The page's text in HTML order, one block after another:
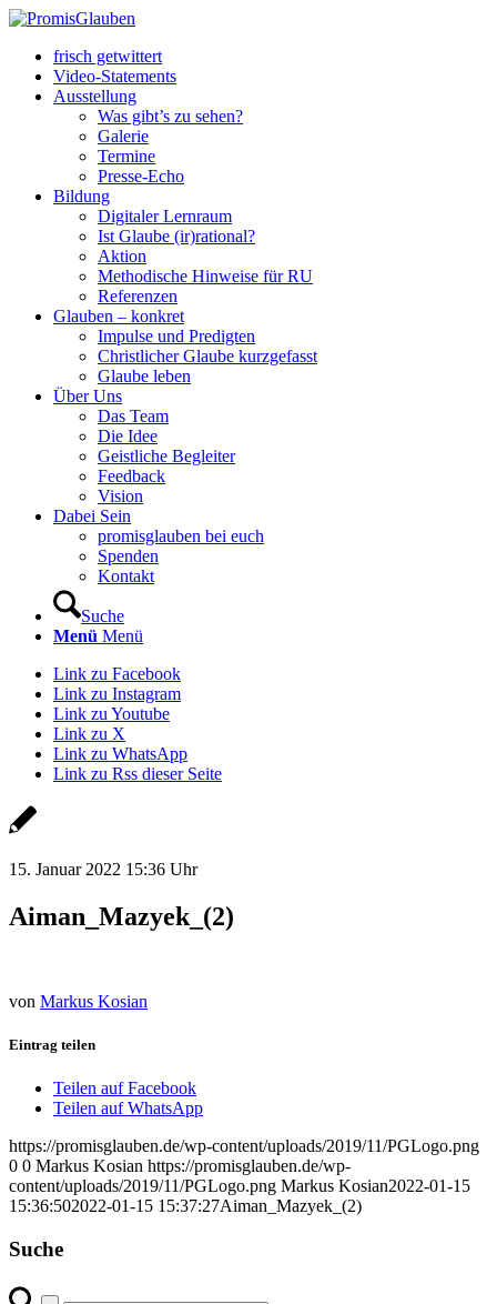
frisch getwittert
Video-Statements
Ausstellung
Was gibt’s zu sehen?
Galerie
Termine
Presse-Echo
Bildung
Digitaler Lernraum
Ist Glaube (ir)rational?
Aktion
Methodische Hinweise für RU
Referenzen
Glauben – konkret
Impulse und Predigten
Christlicher Glaube kurzgefasst
Glaube leben
Über Uns
Das Team
Die Idee
Geistliche Begleiter
Feedback
Vision
Dabei Sein
promisglauben bei euch
Spenden
Kontakt
Suche
Menü Menü
Link zu Facebook
Link zu Instagram
Link zu Youtube
Link zu X
Link zu WhatsApp
Link zu Rss dieser Seite
15. Januar 2022 15:36 Uhr
Aiman_Mazyek_(2)
von Markus Kosian
Eintrag teilen
Teilen auf Facebook
Teilen auf WhatsApp
https://promisglauben.de/wp-content/uploads/2019/11/PGLogo.png
0 0 Markus Kosian https://promisglauben.de/wp-
content/uploads/2019/11/PGLogo.png Markus Kosian2022-01-15
15:36:502022-01-15 15:37:27Aiman_Mazyek_(2)
Suche